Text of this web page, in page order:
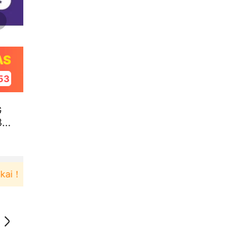
Pengguna baru berbelanja di aplikasi Akulaku bisa